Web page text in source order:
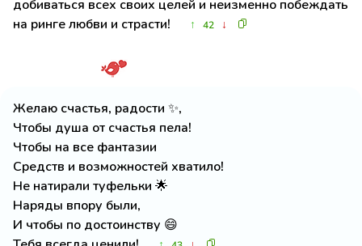
добиваться всех своих целей и неизменно побеждать
на ринге любви и страсти!
↑ 42 ↓
Желаю счастья, радости ✨,
Чтобы душа от счастья пела!
Чтобы на все фантазии
Средств и возможностей хватило!
Не натирали туфельки 🌟
Наряды впору были,
И чтобы по достоинству 😄